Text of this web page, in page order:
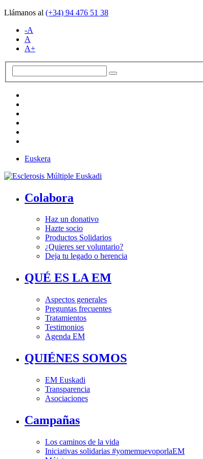
Llámanos al (+34) 94 476 51 38
-A
A
A+
Euskera
Colabora
Haz un donativo
Hazte socio
Productos Solidarios
¿Quieres ser voluntario?
Deja tu legado o herencia
QUÉ ES LA EM
Aspectos generales
Preguntas frecuentes
Tratamientos
Testimonios
Agenda EM
QUIÉNES SOMOS
EM Euskadi
Transparencia
Asociaciones
Campañas
Los caminos de la vida
Iniciativas solidarias #yomemuevoporlaEM